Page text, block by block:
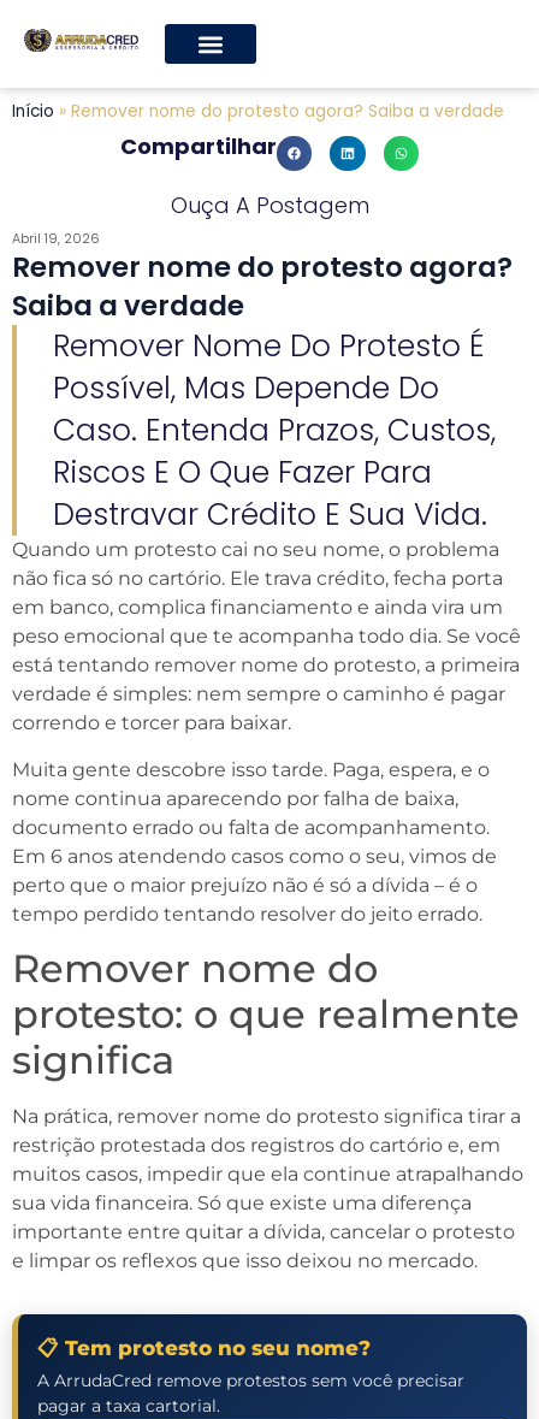
Início » Remover nome do protesto agora? Saiba a verdade
Compartilhar
Ouça A Postagem
Abril 19, 2026
Remover nome do protesto agora?
Saiba a verdade
Remover Nome Do Protesto É
Possível, Mas Depende Do
Caso. Entenda Prazos, Custos,
Riscos E O Que Fazer Para
Destravar Crédito E Sua Vida.
Quando um protesto cai no seu nome, o problema
não fica só no cartório. Ele trava crédito, fecha porta
em banco, complica financiamento e ainda vira um
peso emocional que te acompanha todo dia. Se você
está tentando remover nome do protesto, a primeira
verdade é simples: nem sempre o caminho é pagar
correndo e torcer para baixar.
Muita gente descobre isso tarde. Paga, espera, e o
nome continua aparecendo por falha de baixa,
documento errado ou falta de acompanhamento.
Em 6 anos atendendo casos como o seu, vimos de
perto que o maior prejuízo não é só a dívida – é o
tempo perdido tentando resolver do jeito errado.
Remover nome do
protesto: o que realmente
significa
Na prática, remover nome do protesto significa tirar a
restrição protestada dos registros do cartório e, em
muitos casos, impedir que ela continue atrapalhando
sua vida financeira. Só que existe uma diferença
importante entre quitar a dívida, cancelar o protesto
e limpar os reflexos que isso deixou no mercado.
📋 Tem protesto no seu nome?
A ArrudaCred remove protestos sem você precisar
pagar a taxa cartorial.